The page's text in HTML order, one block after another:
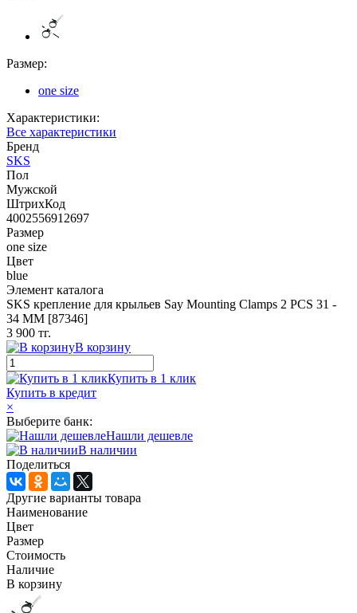
Размер:
one size
Характеристики:
Все характеристики
Бренд
SKS
Пол
Мужской
ШтрихКод
4002556912697
Размер
one size
Цвет
blue
Элемент каталога
SKS крепление для крыльев Say Mounting Clamps 2 PCS 31 -
34 MM [87346]
3 900 тг.
В корзину
Купить в 1 клик
Купить в кредит
×
Выберите банк:
Нашли дешевле
В наличии
Поделиться
Другие варианты товара
Наименование
Цвет
Размер
Стоимость
Наличие
В корзину